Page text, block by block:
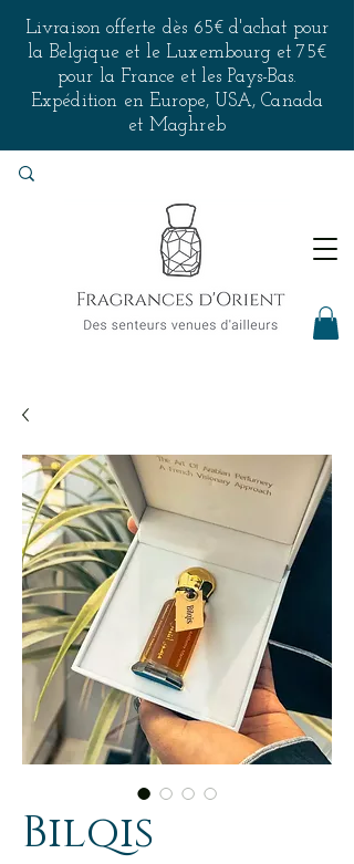
Livraison offerte dès 65€ d'achat pour
la Belgique et le Luxembourg et 75€
pour la France et les Pays-Bas.
Expédition en Europe, USA, Canada
et Maghreb
Bilqis